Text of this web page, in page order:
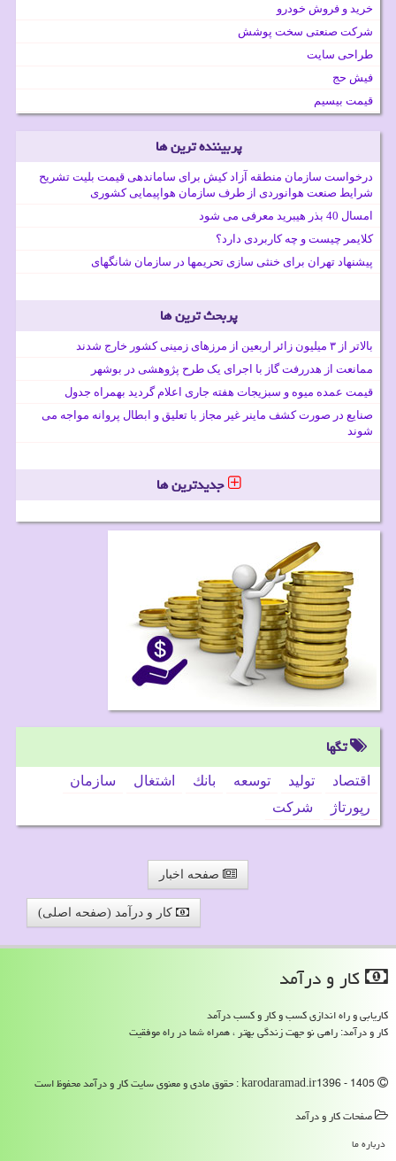
خرید و فروش خودرو
شرکت صنعتی سخت پوشش
طراحی سایت
فیش حج
قیمت بیسیم
پربیننده ترین ها
درخواست سازمان منطقه آزاد کیش برای ساماندهی قیمت بلیت تشریح
شرایط صنعت هوانوردی از طرف سازمان هواپیمایی کشوری
امسال 40 بذر هیبرید معرفی می شود
کلایمر چیست و چه کاربردی دارد؟
پیشنهاد تهران برای خنثی سازی تحریمها در سازمان شانگهای
پربحث ترین ها
بالاتر از ۳ میلیون زائر اربعین از مرزهای زمینی کشور خارج شدند
ممانعت از هدررفت گاز با اجرای یک طرح پژوهشی در بوشهر
قیمت عمده میوه و سبزیجات هفته جاری اعلام گردید بهمراه جدول
صنایع در صورت کشف ماینر غیر مجاز با تعلیق و ابطال پروانه مواجه می
شوند
جدیدترین ها
تگها
اقتصاد تولید توسعه بانك اشتغال
سازمان
رپورتاژ
شركت
صفحه اخبار
کار و درآمد (صفحه اصلی)
كار و درآمد
کاریابی و راه اندازی کسب و کار و کسب درآمد
کار و درآمد: راهی نو جهت زندگی بهتر ، همراه شما در راه موفقیت
صفحات كار و درآمد
درباره ما